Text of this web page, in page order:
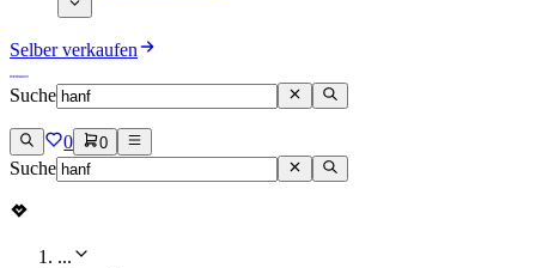
Selber verkaufen
Suche
0 0
Suche
...